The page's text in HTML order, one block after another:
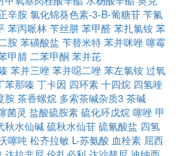
辛胺 氯化锦葵色素-3-Β-葡糖苷 苄氟
苯丙哌林 苄丝肼 苯甲醛 苯扎氯铵 苯
胺 苯磺酸盐 苄替米特 苯并咪唑 噻霉
甲腈 二苯甲酮 苯并芘
苯并三唑 苯并噁二唑 苯左氯铵 过氧
苯那嗪 丁卡因 四环素 十四烷 四氢喹
胺 茶香螺烷 多索茶碱杂质3 茶碱
菌灵 盐酸硫胺素 硫化环戊烷 噻唑 甲
秋水仙碱 硫秋水仙苷 硫氰酸盐 四氢
噻吨 松齐拉敏 L-苏氨酸 血栓素 屈西